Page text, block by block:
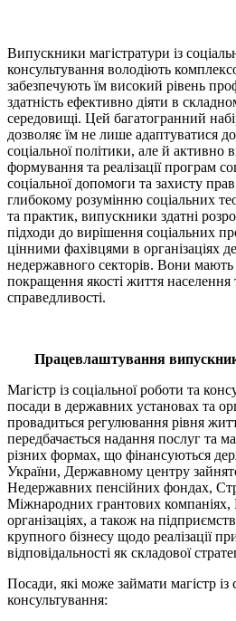
Випускники магістратури із
консультування володіють
забезпечують їм високий рівень
здатність ефективно діяти в
середовищі. Цей багатогранний
дозволяє їм не лише адаптуватися
соціальної політики, але й активно
формування та реалізації програм
соціальної допомоги та захисту
глибокому розумінню соціальних
та практик, випускники здатні
підходи до вирішення соціальних
цінними фахівцями в організаціях
недержавного секторів. Вони
покращення якості життя населення
справедливості.
Працевлаштування
Магістр із соціальної роботи та
посади в державних установах та
провадиться регулювання рівня
передбачається надання послуг та
різних формах, що фінансуються
України, Державному центру
Недержавних пенсійних фондах,
Міжнародних грантових компаніях,
організаціях, а також на
крупного бізнесу щодо реалізації
відповідальності як складової
Посади, які може займати магістр із
консультування: